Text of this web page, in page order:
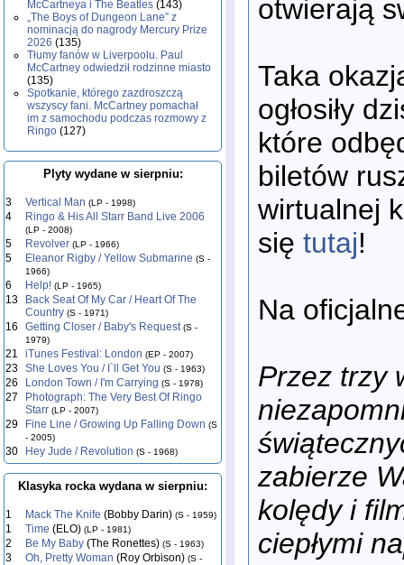
McCartneya i The Beatles (143)
„The Boys of Dungeon Lane” z
nominacją do nagrody Mercury Prize
2026 (135)
Tłumy fanów w Liverpoolu. Paul
McCartney odwiedził rodzinne miasto
(135)
Spotkanie, którego zazdroszczą
wszyscy fani. McCartney pomachał
im z samochodu podczas rozmowy z
Ringo (127)
Plyty wydane w sierpniu:
3 Vertical Man (LP - 1998)
4 Ringo & His All Starr Band Live 2006
(LP - 2008)
5 Revolver (LP - 1966)
5 Eleanor Rigby / Yellow Submarine (S -
1966)
6 Help! (LP - 1965)
13
Back Seat Of My Car / Heart Of The
Country (S - 1971)
16 Getting Closer / Baby's Request (S -
1979)
21 iTunes Festival: London (EP - 2007)
23 She Loves You / I`ll Get You (S - 1963)
26 London Town / I'm Carrying (S - 1978)
27
Photograph: The Very Best Of Ringo
Starr (LP - 2007)
29 Fine Line / Growing Up Falling Down (S
- 2005)
30 Hey Jude / Revolution (S - 1968)
Klasyka rocka wydana w sierpniu:
1 Mack The Knife (Bobby Darin) (S - 1959)
1 Time (ELO) (LP - 1981)
2 Be My Baby (The Ronettes) (S - 1963)
3 Oh, Pretty Woman (Roy Orbison) (S -
otwierają
Taka
ogłosiły
które
biletów
wirtualnej
się tutaj!
Na
Przez trzy
zabierze
kolędy i
ciepłymi